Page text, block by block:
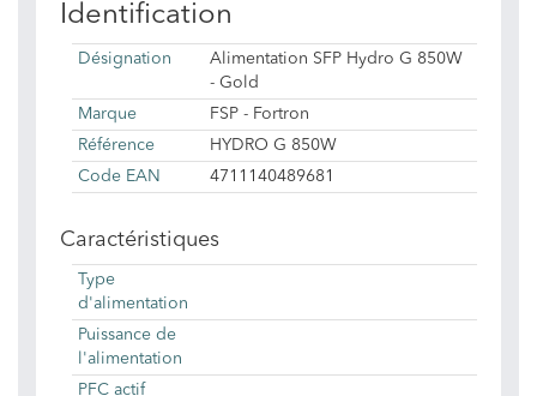
Identification
Désignation
Alimentation SFP Hydro G 850W
- Gold
Marque
FSP - Fortron
Référence
HYDRO G 850W
Code EAN
4711140489681
Caractéristiques
Type
d'alimentation
Puissance de
l'alimentation
PFC actif